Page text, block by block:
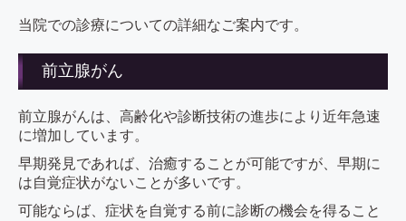
当院での診療についての詳細なご案内です。
前立腺がん
前立腺がんは、高齢化や診断技術の進歩により近年急速
に増加しています。
早期発見であれば、治癒することが可能ですが、早期に
は自覚症状がないことが多いです。
可能ならば、症状を自覚する前に診断の機会を得ること